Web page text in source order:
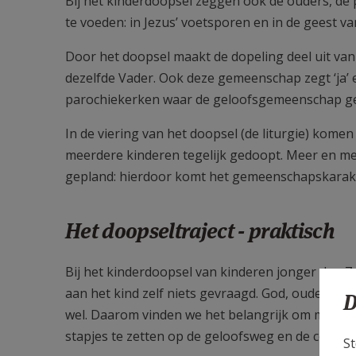
te voeden: in Jezus’ voetsporen en in de geest
Door het doopsel maakt de dopeling deel uit
dezelfde Vader. Ook deze gemeenschap zegt
parochiekerken waar de geloofsgemeenschap
In de viering van het doopsel (de liturgie)
meerdere kinderen tegelijk gedoopt. Meer en
gepland: hierdoor komt het
Het doopseltraject - praktisch
Bij het kinderdoopsel van kinderen jonger dan
aan het kind zelf niets gevraagd. God, ouders,
wel. Daarom vinden we het belangrijk om met
stapjes te zetten op de geloofsweg en de